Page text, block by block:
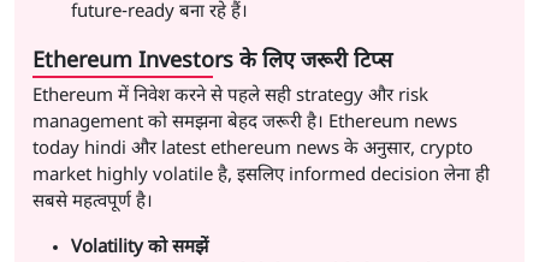
future-ready बना रहे हैं।
Ethereum Investors के लिए जरूरी टिप्स
Ethereum में निवेश करने से पहले सही strategy और risk
management को समझना बेहद जरूरी है। Ethereum news
today hindi और latest ethereum news के अनुसार, crypto
market highly volatile है, इसलिए informed decision लेना ही
सबसे महत्वपूर्ण है।
Volatility को समझें